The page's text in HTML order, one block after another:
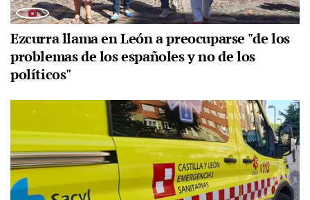
Ezcurra llama en León a preocuparse "de los
problemas de los españoles y no de los
políticos"